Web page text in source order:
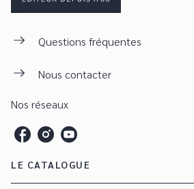
Questions fréquentes
Nous contacter
Nos réseaux
LE CATALOGUE